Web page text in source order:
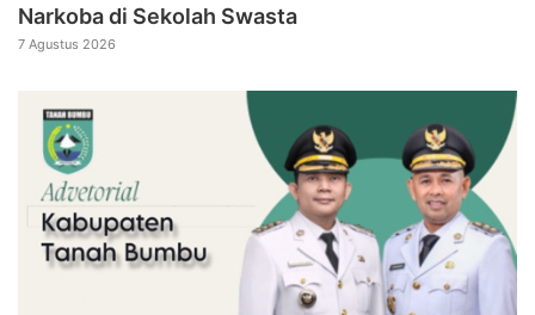
Narkoba di Sekolah Swasta
7 Agustus 2026